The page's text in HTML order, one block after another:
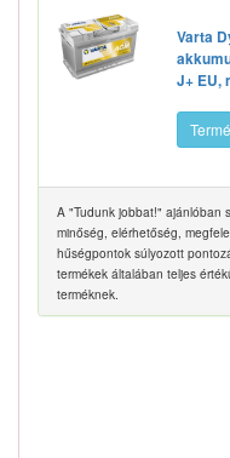
Varta
J+ EU,
A "Tudunk jobbat!" ajánlóban
minőség, elérhetőség,
hűségpontok súlyozott
termékek általában teljes
terméknek.